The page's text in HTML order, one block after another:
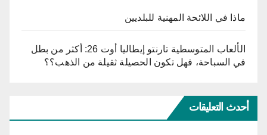
ماذا في اللائحة المهنية للبلديين
الألعاب المتوسطية تارنتو إيطاليا أوت 26: أكثر من بطل
في السباحة، فهل تكون الحصيلة ثقيلة من الذهب؟؟
أحدث التعليقات